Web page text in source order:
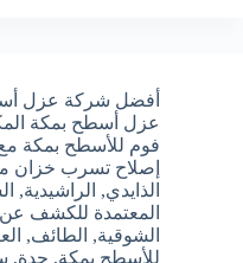
أفضل شركة عزل
عزل أسطح بمكة
فوم للأسطح بمكة
إصلاح تسرب خزان
الذايدي, الراشيدية,
المعتمدة للكشف
الشوقية, الطائف,
للأسطح بمكة, جدة,